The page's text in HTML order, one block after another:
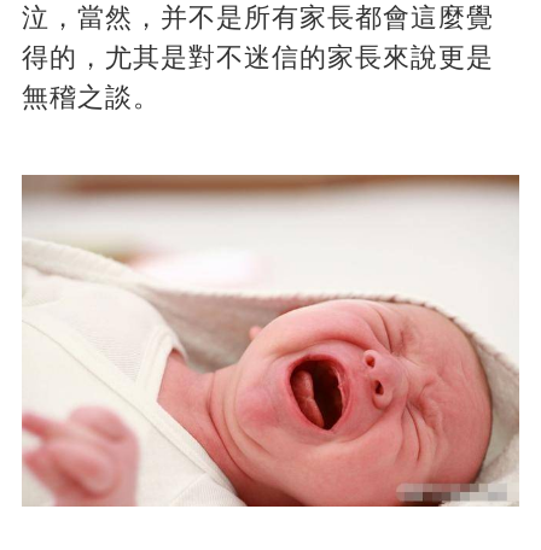
泣，當然，并不是所有家長都會這麼覺
得的，尤其是對不迷信的家長來說更是
無稽之談。